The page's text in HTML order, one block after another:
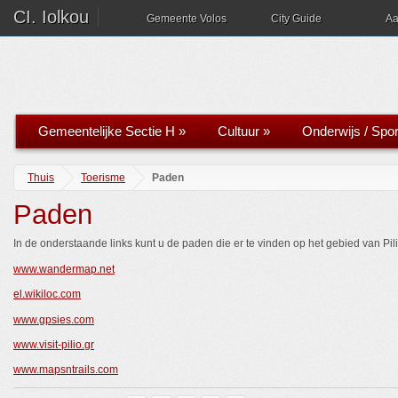
CI. Iolkou Gemeente Volos City Guide
Gemeentelijke Sectie H » Cultuur » Onderwijs /
Thuis Toerisme Paden
Paden
In de onderstaande links kunt u de paden die er te vinden op het gebied van
www.wandermap.net
el.wikiloc.com
www.gpsies.com
www.visit-pilio.gr
www.mapsntrails.com